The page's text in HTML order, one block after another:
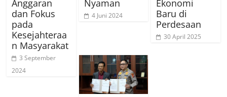
Anggaran
dan Fokus
pada
Kesejahteraa
n Masyarakat
3 September
2024
Nyaman
4 Juni 2024
Ekonomi
Baru di
Perdesaan
30 April 2025